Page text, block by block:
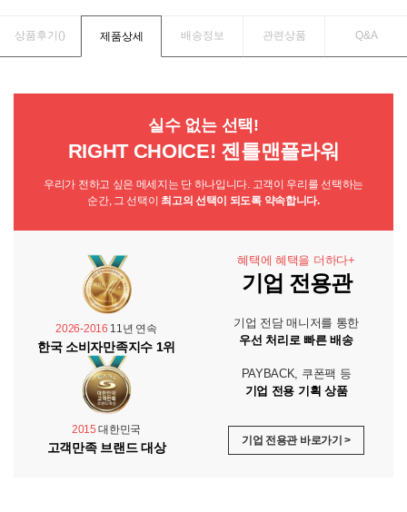
상품후기() 제품상세 배송정보 관련상품 Q&A
실수 없는 선택!
RIGHT CHOICE! 젠틀맨플라워
우리가 전하고 싶은 메세지는 단 하나입니다. 고객이 우리를 선택하는
순간, 그 선택이 최고의 선택이 되도록 약속합니다.
2026-2016 11년 연속
한국 소비자만족지수 1위
2015 대한민국
고객만족 브랜드 대상
혜택에 혜택을 더하다+
기업 전용관
기업 전담 매니저를 통한
우선 처리로 빠른 배송
PAYBACK, 쿠폰팩 등
기업 전용 기획 상품
기업 전용관 바로가기 >